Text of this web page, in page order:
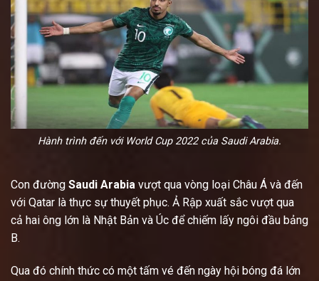
Hành trình đến với World Cup 2022 của Saudi Arabia.
Con đường Saudi Arabia vượt qua vòng loại Châu Á và đến
với Qatar là thực sự thuyết phục. Ả Rập xuất sắc vượt qua
cả hai ông lớn là Nhật Bản và Úc để chiếm lấy ngôi đầu bảng
B.
Qua đó chính thức có một tấm vé đến ngày hội bóng đá lớn